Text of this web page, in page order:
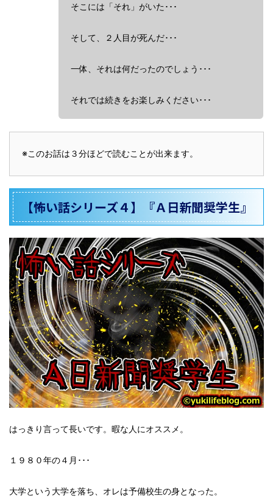
そこには「それ」がいた･･･
そして、２人目が死んだ･･･
一体、それは何だったのでしょう･･･
それでは続きをお楽しみください･･･
※このお話は３分ほどで読むことが出来ます。
【怖い話シリーズ４】『Ａ日新聞奨学生』
はっきり言って長いです。暇な人にオススメ。
１９８０年の４月･･･
大学という大学を落ち、オレは予備校生の身となった。